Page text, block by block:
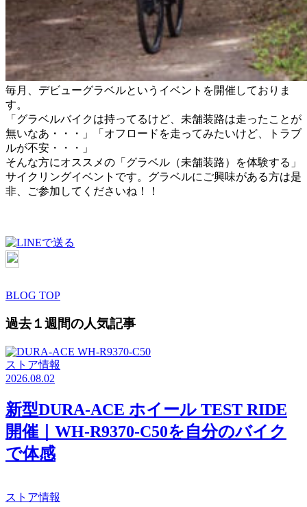
毎月、デビューグラベルというイベントを開催しておりま
す。
「グラベルバイクは持ってるけど、未舗装路は走ったことが
無いなあ・・・」「オフロードを走ってみたいけど、トラブ
ルが不安・・・」
そんな方にオススメの「グラベル（未舗装路）を体験する」
サイクリングイベントです。グラベルにご興味がある方は是
非、ご参加してくださいね！！
BLOG TOP
過去１週間の人気記事
ストア情報
2026.08.02
新型DURA-ACE ホイール TEST RIDE
開催｜WH-R9370-C50を自分のバイク
で体感
ストア情報